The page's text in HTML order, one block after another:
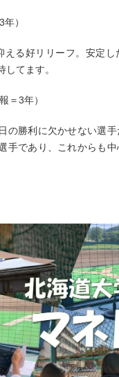
）
える好リリーフ。安定
してます。
＝3年）
の勝利に欠かせない選
手であり、これからも